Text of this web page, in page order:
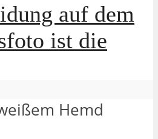
auf dem
ist die